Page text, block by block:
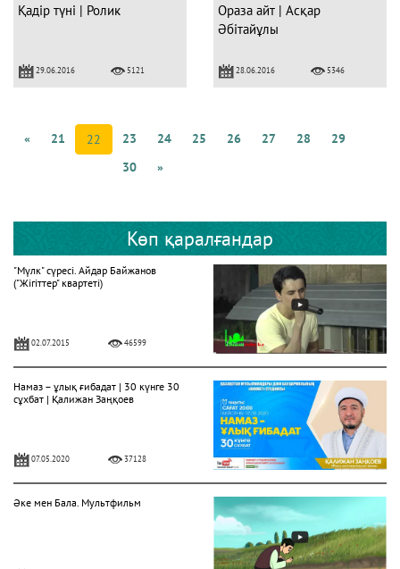
Қадір түні | Ролик
29.06.2016 5121
Ораза айт | Асқар
Әбітайұлы
28.06.2016 5346
« 21 22 23 24 25 26 27 28
29
30
»
Көп қаралғандар
"Мүлк" сүресі. Айдар Байжанов
("Жігіттер" квартеті)
02.07.2015 46599
Намаз – ұлық ғибадат | 30 күнге 30
сұхбат | Қалижан Заңқоев
07.05.2020 37128
Әке мен Бала. Мультфильм